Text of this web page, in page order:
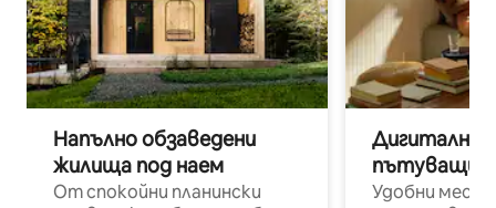
Напълно обзаведени
жилища под наем
От спокойни планински
Дигитални
пътуващи
Удобни